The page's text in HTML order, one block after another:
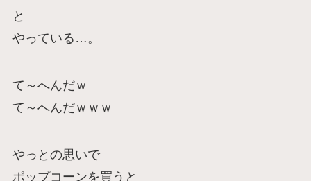
と
やっている…。
て～へんだｗ
て～へんだｗｗｗ
やっとの思いで
ポップコーンを買うと